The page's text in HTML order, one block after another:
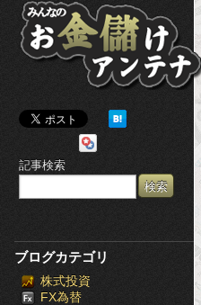
記事検索
ブログカテゴリ
株式投資
FX為替